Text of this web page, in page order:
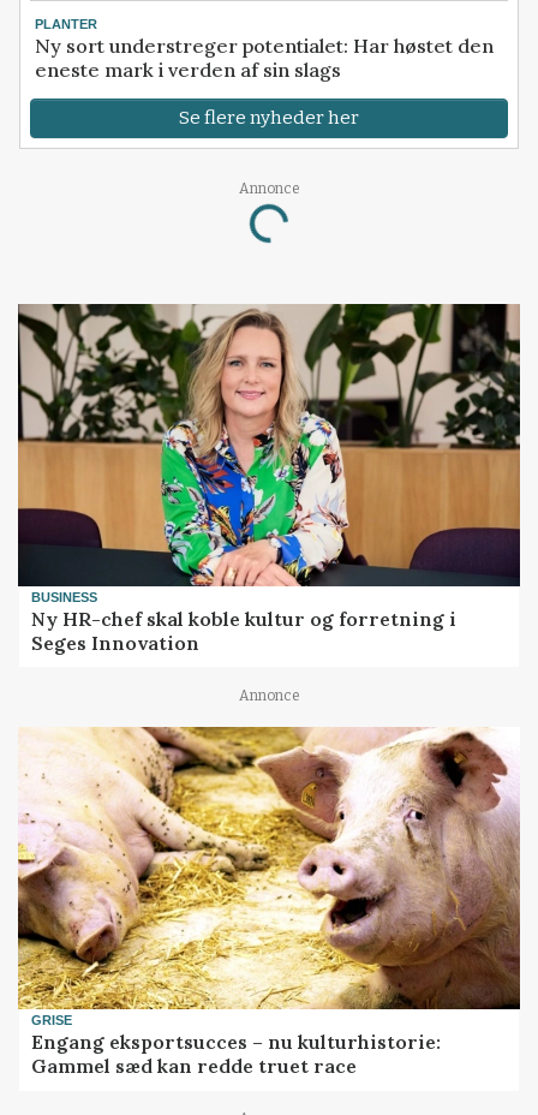
PLANTER
Ny sort understreger potentialet: Har høstet den
eneste mark i verden af sin slags
Se flere nyheder her
Annonce
Loading...
BUSINESS
Ny HR-chef skal koble kultur og forretning i
Seges Innovation
Annonce
GRISE
Engang eksportsucces – nu kulturhistorie:
Gammel sæd kan redde truet race